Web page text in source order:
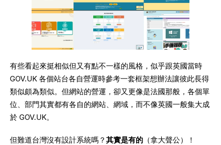
有些看起來挺相似但又有點不一樣的風格，似乎跟英國當時
GOV.UK 各個站台各自營運時參考一套框架想辦法讓彼此長得
類似頗為類似。但網站的營運，卻又更像是法國那般，各個單
位、部門其實都有各自的網站、網域，而不像英國一般集大成
於 GOV.UK。
但難道台灣沒有設計系統嗎？ 其實是有的 （拿大聲公）！